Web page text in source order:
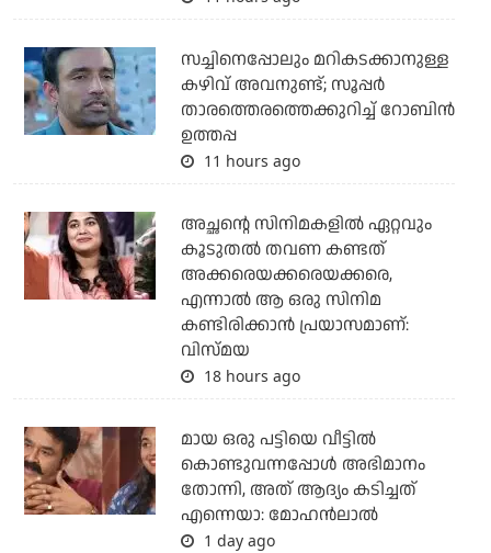
സച്ചിനെപ്പോലും മറികടക്കാനുള്ള
കഴിവ് അവനുണ്ട്; സൂപ്പര്‍
താരത്തെരത്തെക്കുറിച്ച് റോബിന്‍
ഉത്തപ്പ
11 hours ago
അച്ഛന്റെ സിനിമകളില്‍ ഏറ്റവും
കൂടുതല്‍ തവണ കണ്ടത്
അക്കരെയക്കരെയക്കരെ,
എന്നാല്‍ ആ ഒരു സിനിമ
കണ്ടിരിക്കാന്‍ പ്രയാസമാണ്:
വിസ്മയ
18 hours ago
മായ ഒരു പട്ടിയെ വീട്ടില്‍
കൊണ്ടുവന്നപ്പോള്‍ അഭിമാനം
തോന്നി, അത് ആദ്യം കടിച്ചത്
എന്നെയാ: മോഹന്‍ലാല്‍
1 day ago